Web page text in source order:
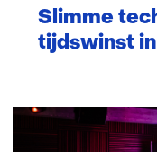
Slimme
tijdswinst